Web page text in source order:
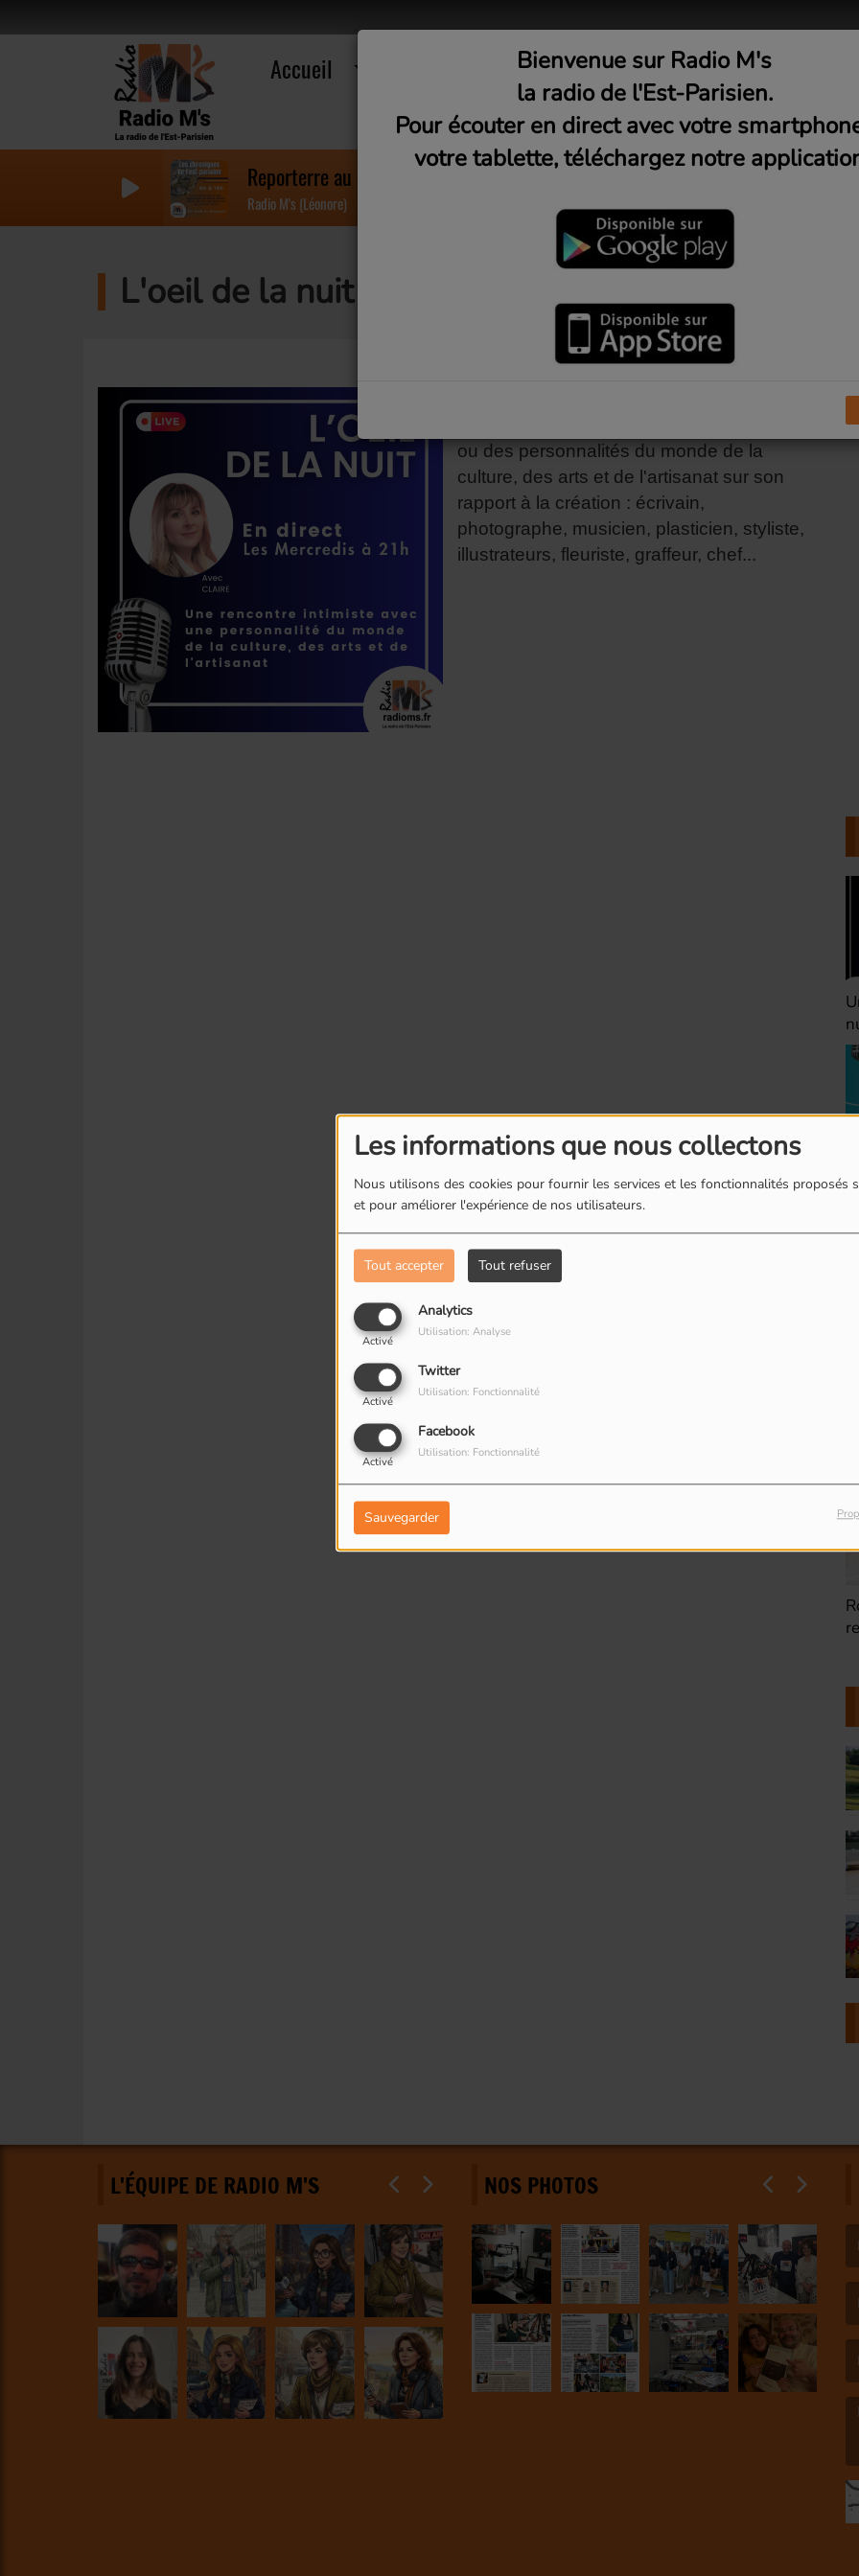
Les informations que nous collectons
Nous utilisons des cookies pour fournir les services et les fonctionnalités proposés
et pour améliorer l'expérience de nos utilisateurs.
Tout accepter Tout refuser
Analytics
Activé
Utilisation: Analyse
Twitter
Activé
Utilisation: Fonctionnalité
Facebook
Activé
Utilisation: Fonctionnalité
Sauvegarder
Accueil Musique Médias
Reporterre au Festival des Murs à Peches
Radio M's (Léonore)
L'oeil de la nuit (Mercredi 21h)
ou des personnalités du monde de la
culture, des arts et de l'artisanat sur son
rapport à la création : écrivain,
photographe, musicien, plasticien, styliste,
illustrateurs, fleuriste, graffeur, chef...
(Dimanche 21h)
L'ÉQUIPE DE RADIO M'S NOS PHOTOS
Bienvenue sur Radio M's
la radio de l'Est-Parisien.
Pour écouter en direct avec votre
votre tablette, téléchargez notre